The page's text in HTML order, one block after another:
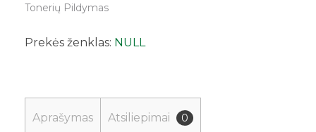
Tonerių Pildymas
Prekės ženklas: NULL
Aprašymas Atsiliepimai 0